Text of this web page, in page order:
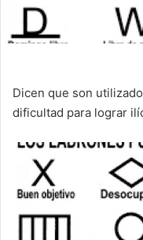
Dicen que son
dificultad para lograr